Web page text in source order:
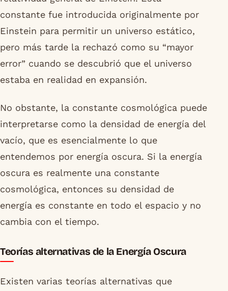
constante fue introducida originalmente por
Einstein para permitir un universo estático,
pero más tarde la rechazó como su “mayor
error” cuando se descubrió que el universo
estaba en realidad en expansión.
No obstante, la constante cosmológica puede
interpretarse como la densidad de energía del
vacío, que es esencialmente lo que
entendemos por energía oscura. Si la energía
oscura es realmente una constante
cosmológica, entonces su densidad de
energía es constante en todo el espacio y no
cambia con el tiempo.
Teorías alternativas de la Energía Oscura
Existen varias teorías alternativas que